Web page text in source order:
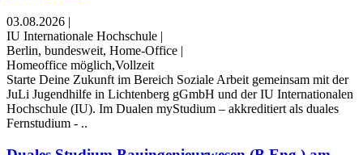
03.08.2026 |
IU Internationale Hochschule |
Berlin, bundesweit, Home-Office |
Homeoffice möglich,Vollzeit
Starte Deine Zukunft im Bereich Soziale Arbeit gemeinsam mit der
JuLi Jugendhilfe in Lichtenberg gGmbH und der IU Internationalen
Hochschule (IU). Im Dualen myStudium – akkreditiert als duales
Fernstudium - ..